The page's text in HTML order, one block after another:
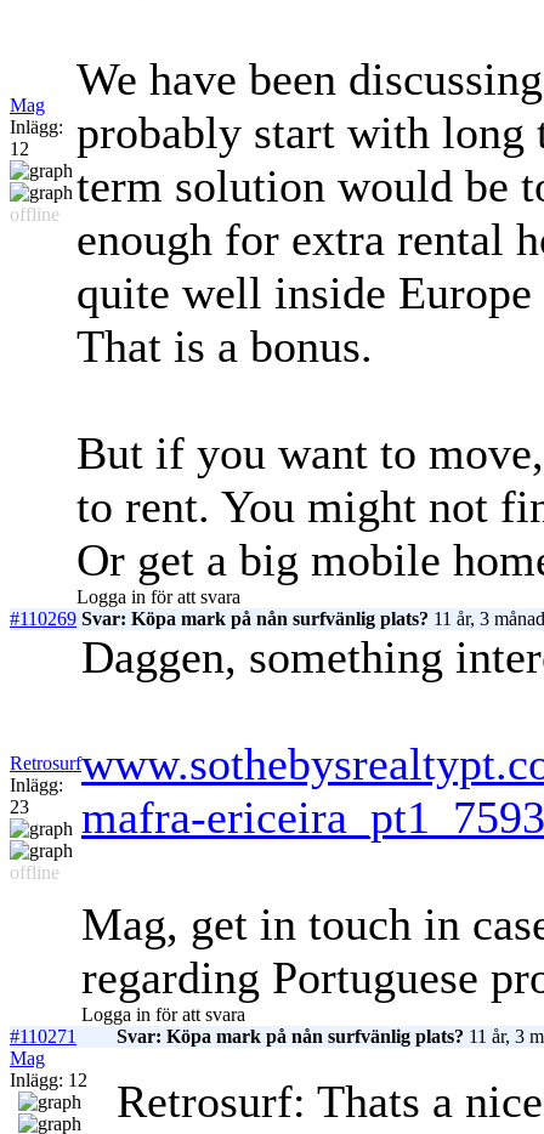
Mag
Inlägg:
12
offline
We have been
probably start with long
term solution would be
enough for extra rental
quite well inside
That is a bonus.
But if you want to
to rent. You might not
Or get a big mobile
Logga in för att svara
#110269 Svar: Köpa mark på nån surfvänlig plats? 11 år, 3
Retrosurf
Inlägg:
23
offline
Daggen, something
mafra-ericeira_pt1_7593
Mag, get in touch in
regarding Portuguese
Logga in för att svara
#110271
Svar: Köpa mark på nån surfvänlig plats? 11 år, 3
Mag
Inlägg: 12
Retrosurf: Thats a